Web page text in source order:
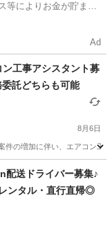
等によりお金が貯まり
Ad
ン工事アシスタント募
託どちらも可能
8月6日
件の増加に伴い、エアコン
委託配送ドライバー募集♪
ンタル・直行直帰◎